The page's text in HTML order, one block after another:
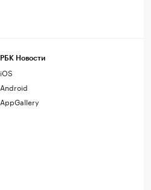
РБК Новости
iOS
Android
AppGallery